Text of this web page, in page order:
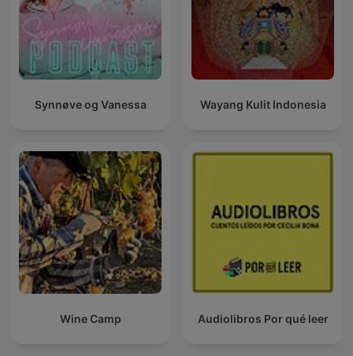
Synnøve og Vanessa Wayang Kulit Indonesia
Wine Camp Audiolibros Por qué leer